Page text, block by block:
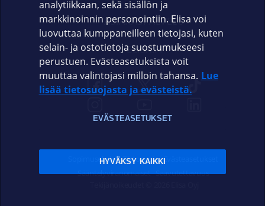
ASIAKASPALVELU
ELISA.FI
Sopimusehdot Tietosuoja Evästeasetukset
Sääntelyviranomaiset Saavutettavuus
analytiikkaan, sekä sisällön ja
markkinoinnin personointiin. Elisa voi
luovuttaa kumppaneilleen tietojasi, kuten
selain- ja ostotietoja suostumukseesi
perustuen. Evästeasetuksista voit
muuttaa valintojasi milloin tahansa. Lue
lisää tietosuojasta ja evästeistä.
EVÄSTEASETUKSET
HYVÄKSY KAIKKI